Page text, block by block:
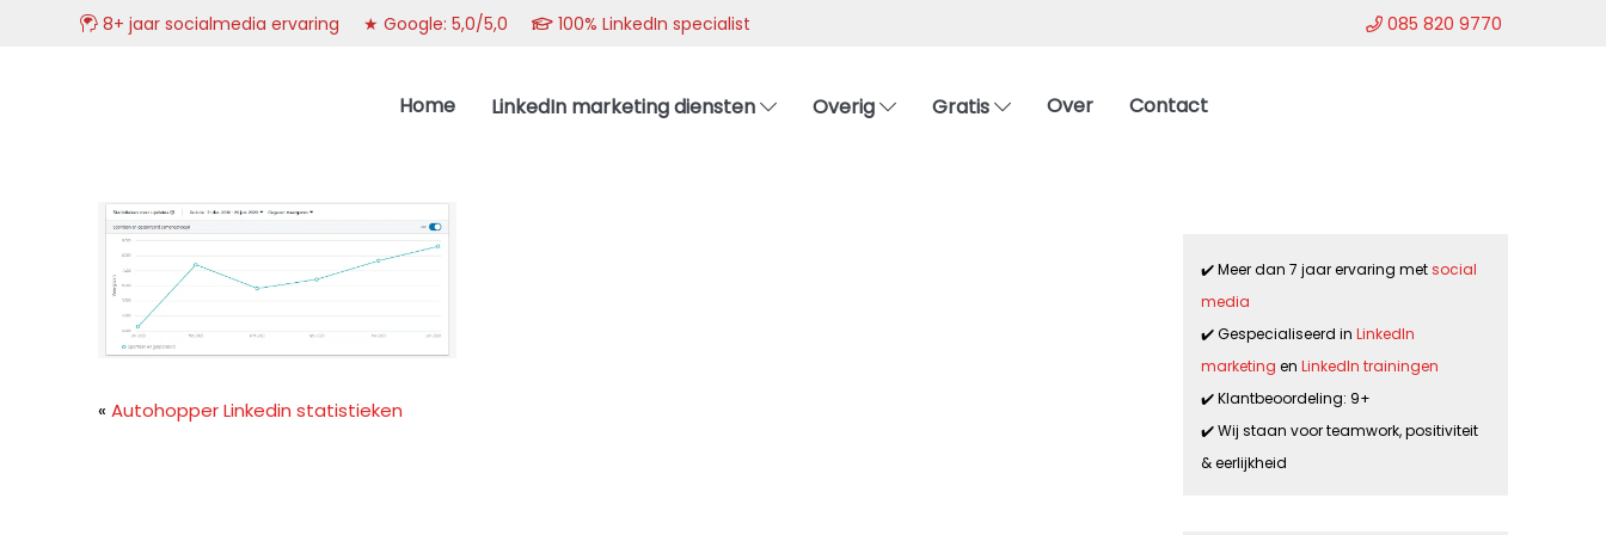
8+ jaar socialmedia ervaring ★ Google: 5,0/5,0 100% LinkedIn specialist 085 820 9770
Home LinkedIn marketing diensten Overig Gratis Over Contact
« Autohopper Linkedin statistieken
✔️ Meer dan 7 jaar ervaring metsocial
media
✔️ Gespecialiseerd in LinkedIn
marketing en LinkedIn trainingen
✔️ Klantbeoordeling: 9+
✔️ Wij staan voor teamwork, positiviteit
& eerlijkheid